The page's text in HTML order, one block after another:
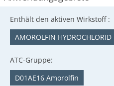
Enthält den aktiven Wirkstoff :
AMOROLFIN HYDROCHLORID
ATC-Gruppe:
D01AE16 Amorolfin